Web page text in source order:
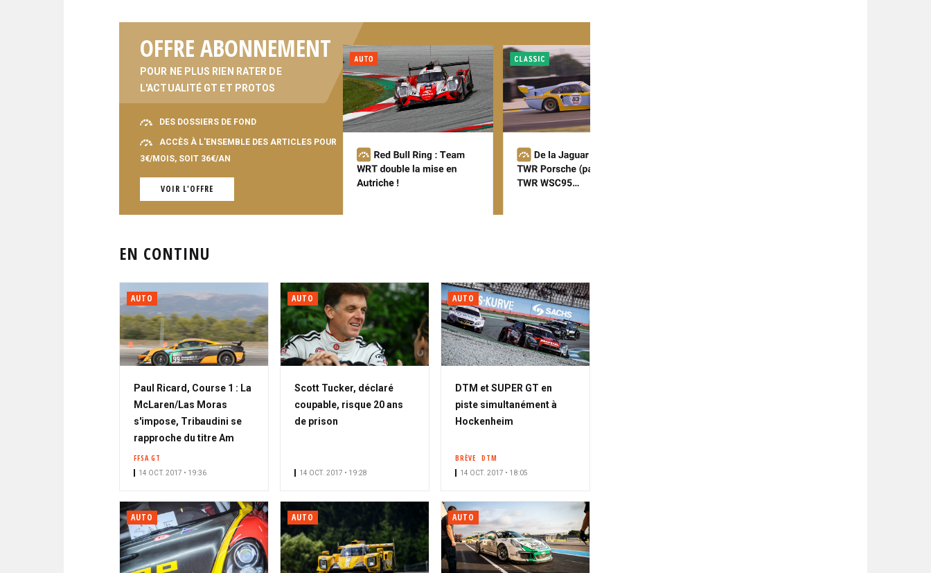
OFFRE ABONNEMENT
POUR NE PLUS RIEN RATER DE
L'ACTUALITÉ GT ET PROTOS
DES DOSSIERS DE FOND
ACCÈS À L'ENSEMBLE DES ARTICLES POUR
3€/MOIS, SOIT 36€/AN
VOIR L'OFFRE
EN CONTINU
AUTO
Paul Ricard, Course 1 : La
McLaren/Las Moras
s'impose, Tribaudini se
rapproche du titre Am
FFSA GT
14 OCT. 2017 • 19:36
AUTO
Scott Tucker, déclaré
coupable, risque 20 ans
de prison
14 OCT. 2017 • 19:28
AUTO
DTM et SUPER GT en
piste simultanément à
Hockenheim
BRÈVE DTM
14 OCT. 2017 • 18:05
AUTO AUTO AUTO